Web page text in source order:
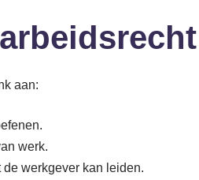
aan:
werk.
werkgever kan leiden.